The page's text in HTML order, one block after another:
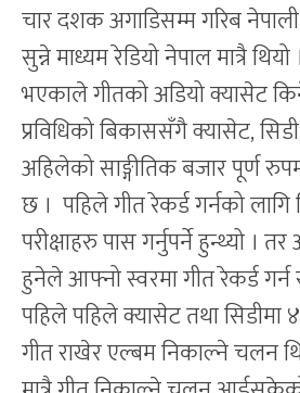
चार दशक अगाडिसम्म गरिब
सुन्ने माध्यम रेडियो नेपाल मात्रै
भएकाले गीतको अडियो क्यासेट
प्रविधिको बिकाससँगै क्यासेट,
अहिलेको साङ्गीतिक बजार पूर्ण
छ । पहिले गीत रेकर्ड गर्नको लागि
परीक्षाहरु पास गर्नुपर्ने हुन्थ्यो ।
हुनेले आफ्नो स्वरमा गीत रेकर्ड
पहिले पहिले क्यासेट तथा सिडीमा
गीत राखेर एल्बम निकाल्ने चलन